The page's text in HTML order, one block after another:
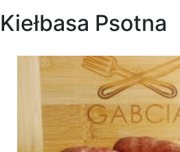
Kiełbasa Psotna